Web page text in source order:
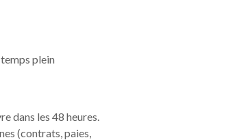
plein
dans les 48 heures.
(contrats, paies,